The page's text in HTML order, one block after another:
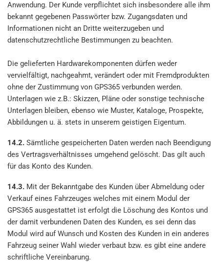
Anwendung. Der Kunde verpflichtet sich insbesondere alle ihm
bekannt gegebenen Passwörter bzw. Zugangsdaten und
Informationen nicht an Dritte weiterzugeben und
datenschutzrechtliche Bestimmungen zu beachten.
Die gelieferten Hardwarekomponenten dürfen weder
vervielfältigt, nachgeahmt, verändert oder mit Fremdprodukten
ohne der Zustimmung von GPS365 verbunden werden.
Unterlagen wie z.B.: Skizzen, Pläne oder sonstige technische
Unterlagen bleiben, ebenso wie Muster, Kataloge, Prospekte,
Abbildungen u. ä. stets in unserem geistigen Eigentum.
14.2. Sämtliche gespeicherten Daten werden nach Beendigung
des Vertragsverhältnisses umgehend gelöscht. Das gilt auch
für das Konto des Kunden.
14.3. Mit der Bekanntgabe des Kunden über Abmeldung oder
Verkauf eines Fahrzeuges welches mit einem Modul der
GPS365 ausgestattet ist erfolgt die Löschung des Kontos und
der damit verbundenen Daten des Kunden, es sei denn das
Modul wird auf Wunsch und Kosten des Kunden in ein anderes
Fahrzeug seiner Wahl wieder verbaut bzw. es gibt eine andere
schriftliche Vereinbarung.